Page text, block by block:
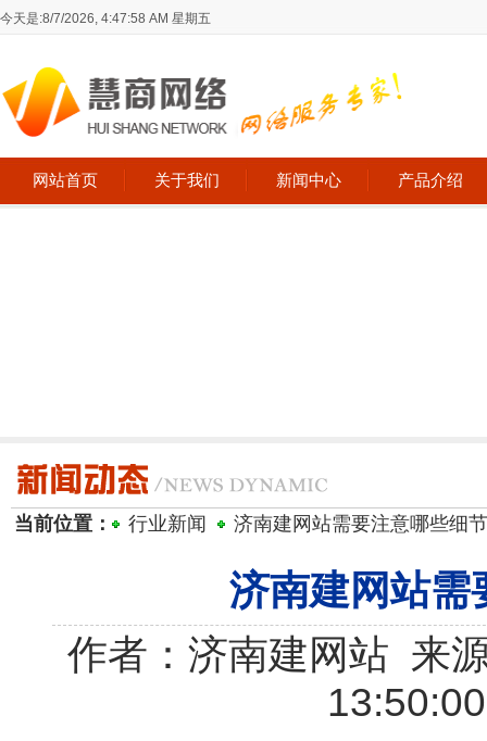
今天是:8/7/2026, 4:47:58 AM 星期五
网站首页 关于我们 新闻中心 产品介绍
当前位置： 行业新闻 济南建网站需要注意哪些细
济南建网站需
作者：济南建网站 来